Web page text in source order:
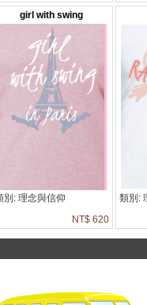
girl with swing
別: 理念與信仰
NT$ 620
類別: